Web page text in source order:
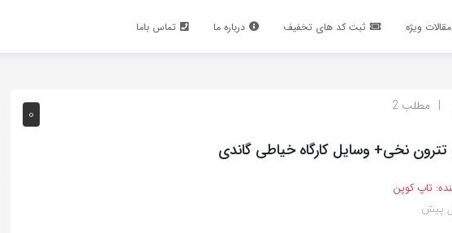
مقالات ویژه ثبت کد های تخفیف درباره ما تماس باما
0 مطلب 2
نخی+ وسایل کارگاه خیاطی گاندی
تاپ کوپن